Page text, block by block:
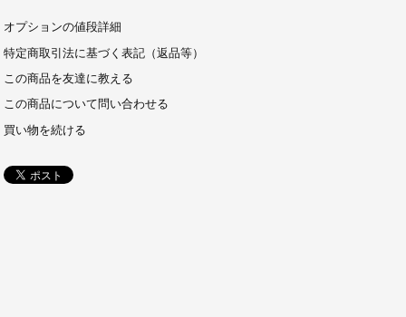
オプションの値段詳細
特定商取引法に基づく表記（返品等）
この商品を友達に教える
この商品について問い合わせる
買い物を続ける